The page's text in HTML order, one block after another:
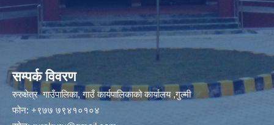
सम्पर्क विवरण
रुरुक्षेत्र गाउँपालिका, गाउँ कार्यपालिकाको कार्यालय ,गुल्मी
फोन: +९७७ ७९४१०१०४